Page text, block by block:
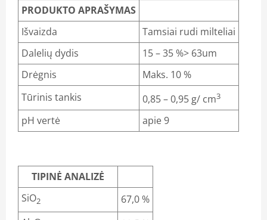
PRODUKTO APRAŠYMAS
Išvaizda
Tamsiai rudi milteliai
Dalelių dydis
15 – 35 %> 63um
Drėgnis
Maks. 10 %
Tūrinis tankis
0,85 – 0,95 g/ cm3
pH vertė apie 9
TIPINĖ ANALIZĖ
SiO2
67,0 %